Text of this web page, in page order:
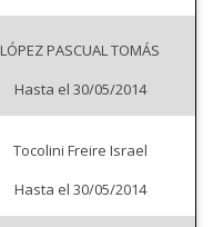
LÓPEZ PASCUAL TOMÁS
Hasta el 30/05/2014
Tocolini Freire Israel
Hasta el 30/05/2014